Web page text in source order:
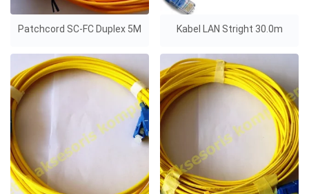
Patchcord SC-FC Duplex 5M Kabel LAN Stright 30.0m